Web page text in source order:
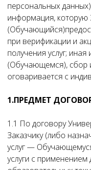
персональных
информация, которую
при верификации и
получения услуг;
(Обучающемся), сбор
оговаривается с
1.ПРЕДМЕТ
1.1 По договору
Заказчику (либо
услуг —
услуги с